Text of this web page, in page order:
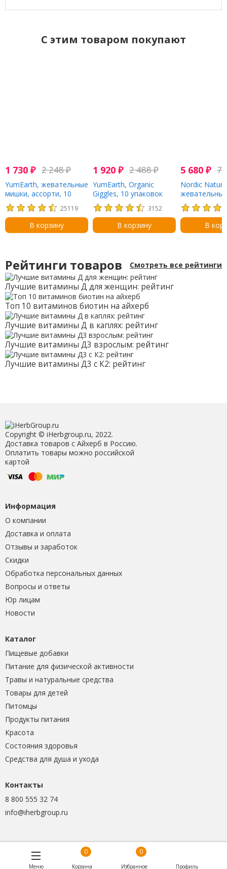
C этим товаром покупают
1 730 ₽ 2 248₽
YumEarth, жевательные
мишки, ассорти, 10
порционных упаковок
по 19,8 г (0,7 унции)
25119
В корзину
1 920 ₽ 2 488₽
YumEarth, Organic
Giggles, 10 упаковок
снеков, по 14 г (0,5
унции)
3152
В корзину
5 680 ₽ 7
Nordic
жевательные
детей без
вкусом
лимона, 120
В
Рейтинги товаров Смотреть все рейтинги
Лучшие витамины Д для женщин: рейтинг
Топ 10 витаминов биотин на айхерб
Лучшие витамины Д в каплях: рейтинг
Лучшие витамины Д3 взрослым: рейтинг
Лучшие витамины Д3 с К2: рейтинг
Copyright © iHerbgroup.ru, 2022.
Доставка товаров с Айхерб в Россию.
Оплатить товары можно российской
картой
Информация
О компании
Доставка и оплата
Отзывы и заработок
Скидки
Обработка персональных данных
Вопросы и ответы
Юр лицам
Новости
Каталог
Пищевые добавки
Питание для физической активности
Травы и натуральные средства
Товары для детей
Питомцы
Продукты питания
Красота
Состояния здоровья
Средства для душа и ухода
Контакты
8 800 555 32 74
info@iherbgroup.ru
Меню
0
Корзина
0
Избранное Профиль